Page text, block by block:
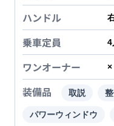
ハンドル
乗車定員 4
ワンオーナー ×
装備品 取説
パワーウィンドウ